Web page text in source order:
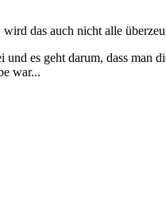
das auch nicht alle
es geht darum, dass man
war...